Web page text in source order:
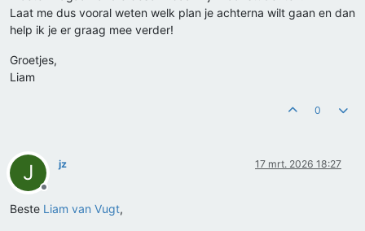
Laat me dus vooral weten welk plan je achterna wilt gaan en dan
help ik je er graag mee verder!
Groetjes,
Liam
0
J
Offline
jz 17 mrt. 2026 18:27
Beste Liam van Vugt,